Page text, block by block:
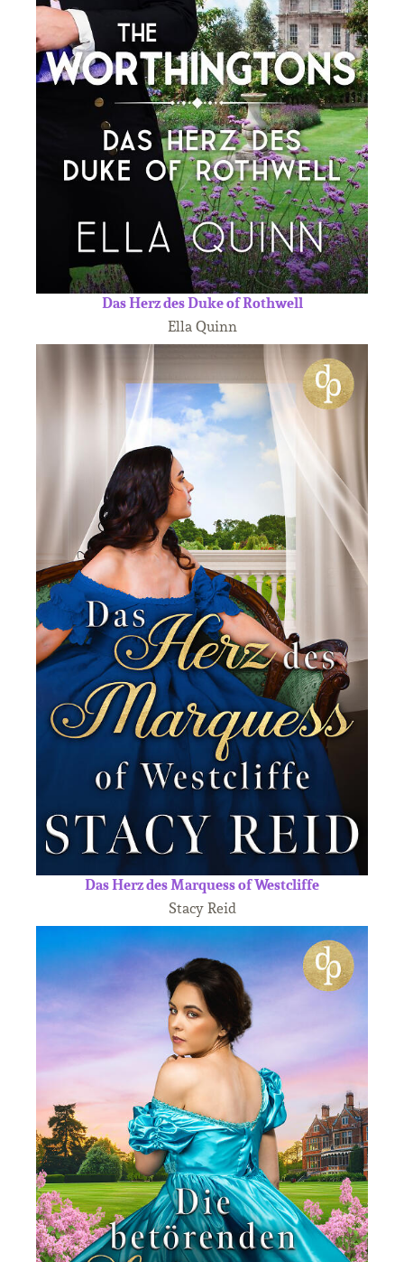
Das Herz des Duke of Rothwell
Ella Quinn
Das Herz des Marquess of Westcliffe
Stacy Reid